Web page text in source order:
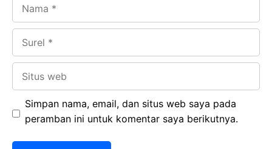
Simpan nama, email, dan situs web saya pada
peramban ini untuk komentar saya berikutnya.